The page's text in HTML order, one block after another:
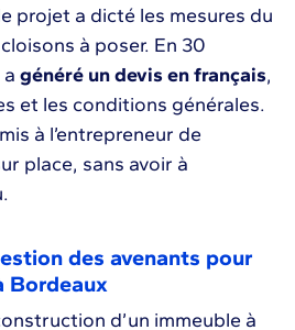
projet a dicté les mesures du
à poser. En 30
généré un devis en français,
et les conditions générales.
à l’entrepreneur de
place, sans avoir à
des avenants pour
Bordeaux
d’un immeuble à